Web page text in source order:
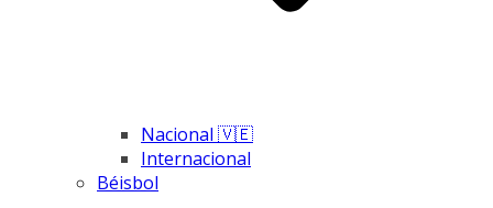
Nacional 🇻🇪
Internacional
Béisbol